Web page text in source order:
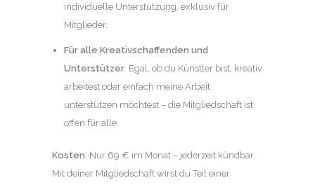
individuelle Unterstützung, exklusiv für
Mitglieder.
Für alle Kreativschaffenden und
Unterstützer: Egal, ob du Künstler bist, kreativ
arbeitest oder einfach meine Arbeit
unterstützen möchtest – die Mitgliedschaft ist
offen für alle.
Kosten: Nur 69 € im Monat – jederzeit kündbar.
Mit deiner Mitgliedschaft wirst du Teil einer